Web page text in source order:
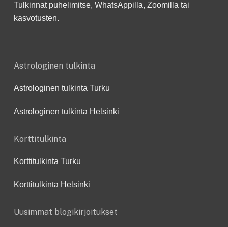
Tulkinnat puhelimitse, WhatsAppilla, Zoomilla tai
kasvotusten.
Astrologinen tulkinta
Astrologinen tulkinta Turku
Astrologinen tulkinta Helsinki
Korttitulkinta
Korttitulkinta Turku
Korttitulkinta Helsinki
Uusimmat blogikirjoitukset